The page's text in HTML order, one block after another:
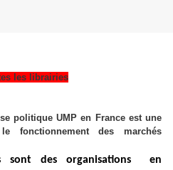
les librairies
politique UMP en France est une
fonctionnement des marchés
sont des organisations en